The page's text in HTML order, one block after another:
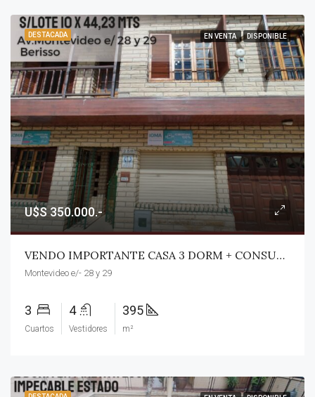
DESTACADA EN VENTA DISPONIBLE
U$S 350.000.-
VENDO IMPORTANTE CASA 3 DORM + CONSULTORIOS S/LOTE 10 X 44,23 Mts AV.Montevideo E/- 28 Y 29. BERISSO!!
Montevideo e/- 28 y 29
3
Cuartos
4
Vestidores
395
m²